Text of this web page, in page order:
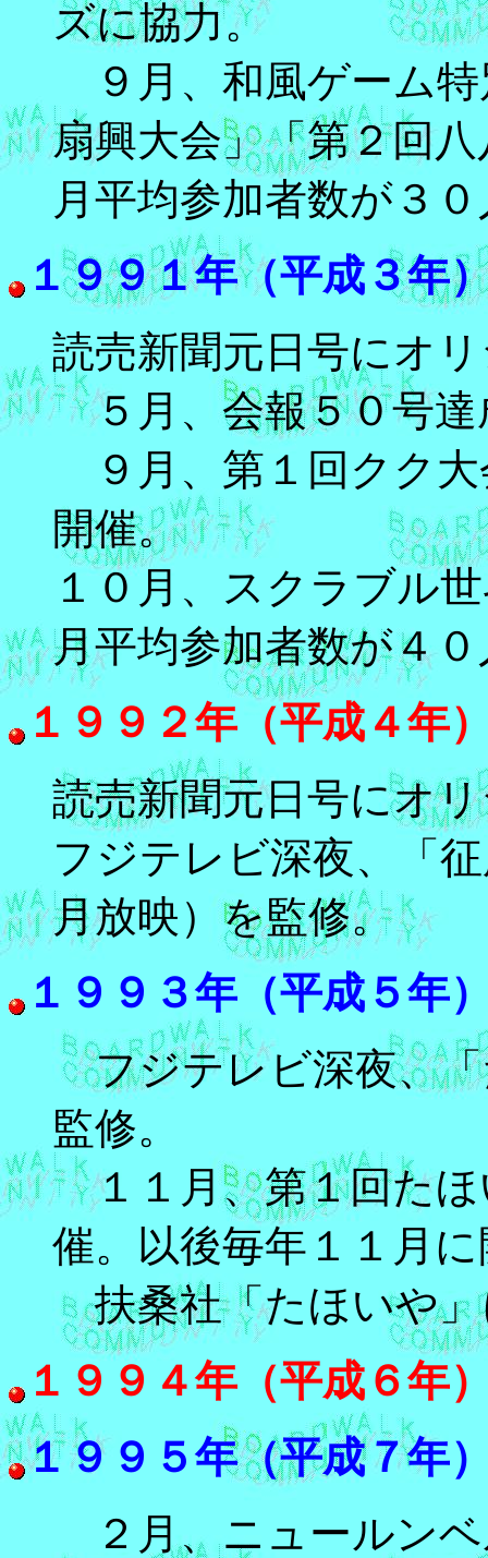
ズに協力。
９月、和風ゲーム特
扇興大会」「第２回
月平均参加者数が３
１９９１年（平成３年
読売新聞元日号にオ
５月、会報５０号達
９月、第１回クク大
開催。
１０月、スクラブル
月平均参加者数が４
１９９２年（平成４年
読売新聞元日号にオ
フジテレビ深夜、「
月放映）を監修。
１９９３年（平成５年
フジテレビ深夜、「
監修。
１１月、第１回たほ
催。以後毎年１１月
扶桑社「たほいや」
１９９４年（平成６年
１９９５年（平成７年
２月、ニュールン